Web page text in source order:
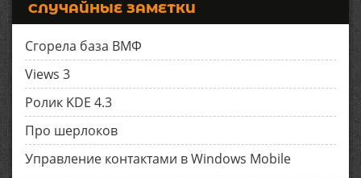
СЛУЧАЙНЫЕ ЗАМЕТКИ
Сгорела база ВМФ
Views 3
Ролик KDE 4.3
Про шерлоков
Управление контактами в Windows Mobile